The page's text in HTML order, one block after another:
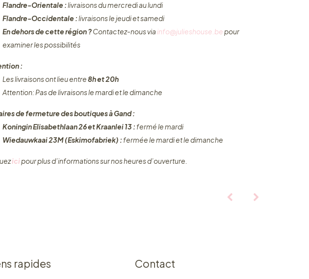
Flandre-Orientale :livraisons du mercredi au lundi
Flandre-Occidentale :livraisons le jeudi et samedi
En dehors de cette région ?Contactez-nous via info@julieshouse.bepour
examiner les possibilités
:
Les livraisons ont lieu entre8h et 20h
Attention: Pas de livraisons le mardi et le dimanche
de fermeture des boutiques à Gand :
Koningin Elisabethlaan 26 et Kraanlei 13 :fermé le mardi
Wiedauwkaai 23M (Eskimofabriek) :fermée le mardi et le dimanche
icipour plus d’informations sur nos heures d’ouverture.
rapides Contact